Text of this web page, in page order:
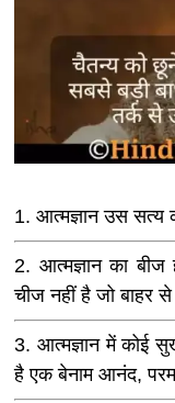
1. आत्मज्ञान उस सत्य
2. आत्मज्ञान का बीज
चीज नहीं है जो बाहर
3. आत्मज्ञान में कोई
है एक बेनाम आनंद,